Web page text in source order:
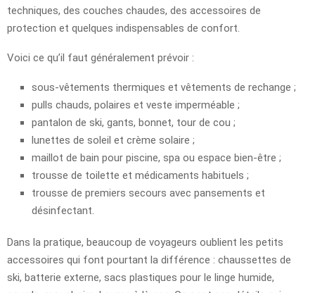
techniques, des couches chaudes, des accessoires de
protection et quelques indispensables de confort.
Voici ce qu’il faut généralement prévoir :
sous-vêtements thermiques et vêtements de rechange ;
pulls chauds, polaires et veste imperméable ;
pantalon de ski, gants, bonnet, tour de cou ;
lunettes de soleil et crème solaire ;
maillot de bain pour piscine, spa ou espace bien-être ;
trousse de toilette et médicaments habituels ;
trousse de premiers secours avec pansements et
désinfectant.
Dans la pratique, beaucoup de voyageurs oublient les petits
accessoires qui font pourtant la différence : chaussettes de
ski, batterie externe, sacs plastiques pour le linge humide,